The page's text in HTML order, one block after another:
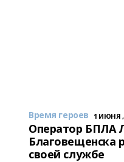
Время героев 1 ИЮНЯ ,
Оператор БПЛА
Благовещенска
своей службе